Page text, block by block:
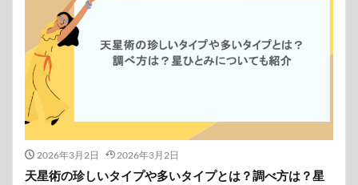
2026年3月2日 2026年3月2日
天星術の珍しいタイプや多いタイプとは？調べ方は？星